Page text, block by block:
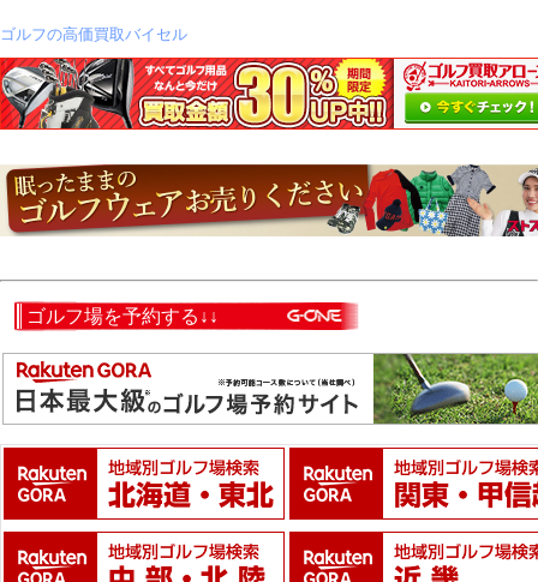
ゴルフの高価買取バイセル
ゴルフ場を予約する↓↓